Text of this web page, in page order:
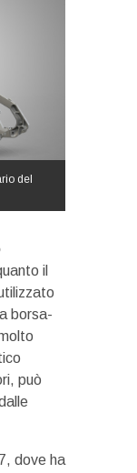
del
il
borsa-
può
dove ha